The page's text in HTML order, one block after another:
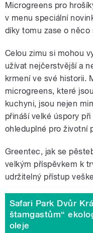
Microgreens pro
v menu speciální
díky tomu zase o
Celou zimu si mohou
užívat nejčerstvější a
krmení ve své historii.
microgreens, které
kuchyni, jsou nejen
přináší velké úspory
ohleduplné pro životní
Greentec, jak se
velkým příspěvkem k
udržitelný přístup
Safari Park Dvůr
štamgastům“
oleje